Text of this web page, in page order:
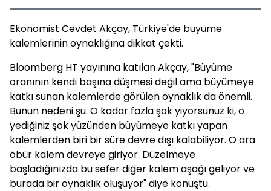
Ekonomist Cevdet Akçay, Türkiye'de büyüme
kalemlerinin oynaklığına dikkat çekti.
Bloomberg HT yayınına katılan Akçay, "Büyüme
oranının kendi başına düşmesi değil ama büyümeye
katkı sunan kalemlerde görülen oynaklık da önemli.
Bunun nedeni şu. O kadar fazla şok yiyorsunuz ki, o
yediğiniz şok yüzünden büyümeye katkı yapan
kalemlerden biri bir süre devre dışı kalabiliyor. O ara
öbür kalem devreye giriyor. Düzelmeye
başladığınızda bu sefer diğer kalem aşağı geliyor ve
burada bir oynaklık oluşuyor" diye konuştu.